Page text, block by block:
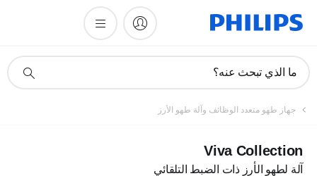
دعم
ما الذي تبحث عنه؟
جهاز طهو متعدد الوظائف وآلة طهو الأرز
Viva Collection
آلة لطهو الأرز ذات الضبط التلقائي